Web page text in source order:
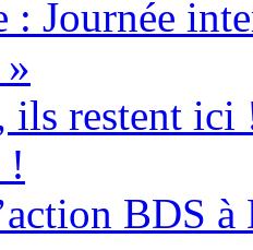
: Journée
restent ici
!
BDS